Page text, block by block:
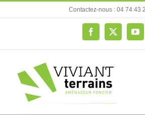
au
Contactez-nous : 04 74 43
Facebook
X